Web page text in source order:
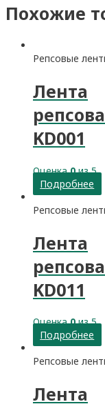
Похожие
Репсовые
Лента
KD001
Оценка0из 5
Подробнее
Репсовые
Лента
KD011
Оценка0из 5
Подробнее
Репсовые
Лента